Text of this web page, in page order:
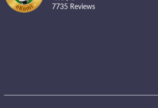
7735 reviews